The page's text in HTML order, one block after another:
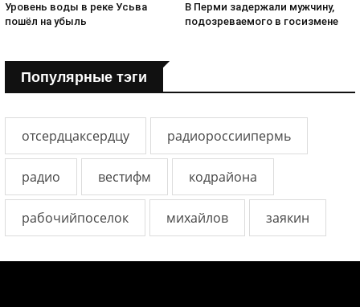
Уровень воды в реке Усьва
пошёл на убыль
В Перми задержали мужчину,
подозреваемого в госизмене
Популярные тэги
отсердцаксердцу радиороссиипермь
радио вестифм кодрайона
рабочийпоселок михайлов заякин